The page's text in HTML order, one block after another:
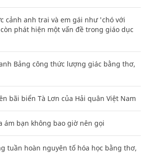
cảnh anh trai và em gái như 'chó với
phát hiện một vấn đề trong giáo dục
Bảng công thức lượng giác bằng thơ,
bãi biển Tà Lơn của Hải quân Việt Nam
ám bạn không bao giờ nên gọi
tuần hoàn nguyên tố hóa học bằng thơ,